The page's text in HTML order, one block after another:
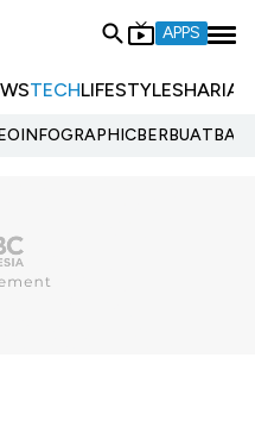
APPS
TECHLIFESTYLESHARIA
INFOGRAPHIC